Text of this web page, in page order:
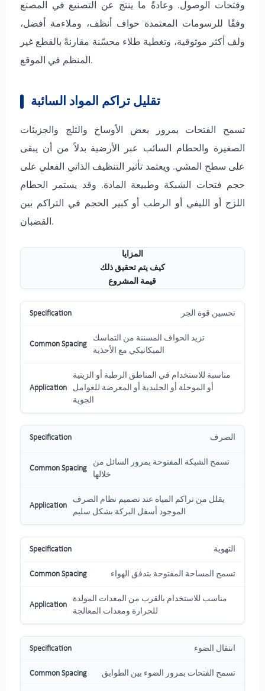
وفتحات الوصول. وعادةً ما ينتج عن التصنيع في المصنع
وفقًا للرسومات المعتمدة حواف أنظف، وملاءمة أفضل،
ولف أكثر موثوقية، وتغطية طلاء محسّنة مقارنةً بالقطع غير
المنظم في الموقع.
تقليل تراكم المواد السائبة
تسمح الفتحات بمرور بعض الأوساخ والثلج والجزيئات
الصغيرة والحطام السائب عبر الأرضية بدلاً من أن يبقى
على سطح المشي. ويعتمد تأثير التنظيف الذاتي الفعلي على
حجم فتحات الشبكة وطبيعة المادة. وقد يستمر الحطام
اللزج أو الليفي أو الرطب أو كبير الحجم في التراكم بين
القضبان.
المزايا
كيف يتم تحقيق ذلك
قيمة المشروع
تحسين قوة الجر
تزيد الحواف المسننة من التماسك
الميكانيكي مع الأحذية
مناسبة للاستخدام في المناطق الرطبة أو الزيتية
أو الموحلة أو الجليدية أو المعرضة للعوامل
الجوية
الصرف
تسمح الشبكة المفتوحة بمرور السائل من
خلالها
يقلل من تراكم المياه عند تصميم نظام الصرف
الموجود أسفل البركة بشكل سليم
التهوية
تسمح المساحة المفتوحة بتدفق الهواء
مناسب للاستخدام بالقرب من المعدات المولدة
للحرارة ومعدات المعالجة
انتقال الضوء
تسمح الفتحات بمرور الضوء بين الطوابق